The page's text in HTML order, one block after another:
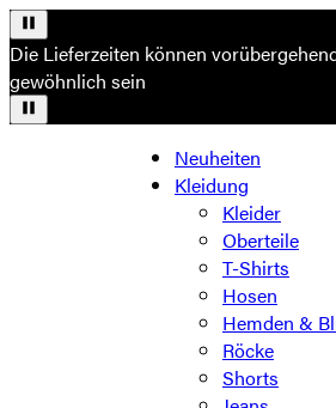
Die Lieferzeiten können
gewöhnlich sein
Neuheiten
Kleidung
Kleider
Oberteile
T-Shirts
Hosen
Hemden &
Röcke
Shorts